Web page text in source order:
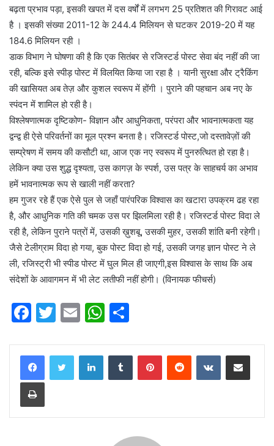
बढ़ता प्रभाव पड़ा, इसकी खपत में दस वर्षों में लगभग 25 प्रतिशत की गिरावट आई
है । इसकी संख्या 2011-12 के 244.4 मिलियन से घटकर 2019-20 में यह
184.6 मिलियन रही ।
डाक विभाग ने घोषणा की है कि एक सितंबर से रजिस्टर्ड पोस्ट सेवा बंद नहीं की जा
रही, बल्कि इसे स्पीड़ पोस्ट में विलयित किया जा रहा है । यानी सुरक्षा और ट्रैकिंग
की खासियत अब तेज़ और कुशल स्वरूप में होंगी । पुराने की पहचान अब नए के
स्पंदन में शामिल हो रही है।
विश्लेषणात्मक दृष्टिकोण- विज्ञान और आधुनिकता, परंपरा और भावनात्मकता यह
द्वन्द्व ही ऐसे परिवर्तनों का मूल प्रश्न बनता है। रजिस्टर्ड पोस्ट,जो दस्तावेज़ों की
सम्प्रेषण में समय की कसौटी था, आज एक नए स्वरूप में पुनरुत्थित हो रहा है।
लेकिन क्या उस शुद्ध दृश्यता, उस कागज़ के स्पर्श, उस पत्र के साहचर्य का अभाव
हमें भावनात्मक रूप से खाली नहीं करता?
हम गुजर रहे हैं एक ऐसे पुल से जहाँ पारंपरिक विश्वास का खटारा उपक्रम ढह रहा
है, और आधुनिक गति की चमक उस पर झिलमिला रही है। रजिस्टर्ड पोस्ट विदा ले
रही है, लेकिन पुराने पत्रों में, उसकी ख़ुशबू, उसकी मुहर, उसकी शांति बनी रहेगी।
जैसे टेलीग्राम विदा हो गया, बुक पोस्ट विदा हो गई, उसकी जगह ज्ञान पोस्ट ने ले
ली, रजिस्ट्री भी स्पीड पोस्ट में घुल मिल ही जाएगी,इस विश्वास के साथ कि अब
संदेशों के आवागमन में भी लेट लतीफी नहीं होगी। (विनायक फीचर्स)
F
c
e
b
o
T
itt
er
E
ai
W
at ar